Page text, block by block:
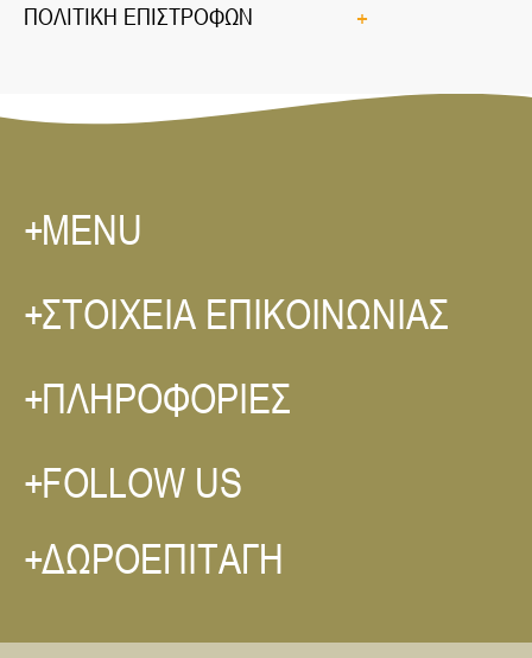
ΠΟΛΙΤΙΚΗ ΕΠΙΣΤΡΟΦΩΝ
MENU
ΣΤΟΙΧΕΙΑ ΕΠΙΚΟΙΝΩΝΙΑΣ
ΠΛΗΡΟΦΟΡΙΕΣ
FOLLOW US
ΔΩΡΟΕΠΙΤΑΓΗ